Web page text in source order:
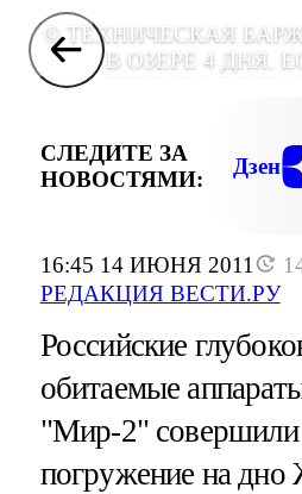
16:45 14 ИЮНЯ 2011
РЕДАКЦИЯ ВЕСТИ.РУ
© ТЕХНИЧЕСКАЯ
В ОЗЕРЕ 4 ДНЯ.
НО БЕЗ ДАВЛЕНИЯ
СЛЕДИТЕ ЗА
НОВОСТЯМИ:
Дзен
Российские
обитаемые
"Мир-2" совершили
погружение на дно